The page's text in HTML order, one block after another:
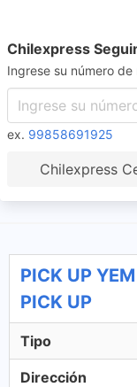
Chilexpress
Ingrese su número
ex. 99858691925
Chilexpress
PICK UP
PICK UP
Tipo
Dirección